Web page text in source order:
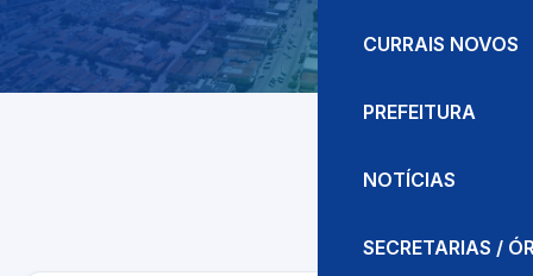
CURRAIS NOVOS
PREFEITURA
NOTÍCIAS
SECRETARIAS /